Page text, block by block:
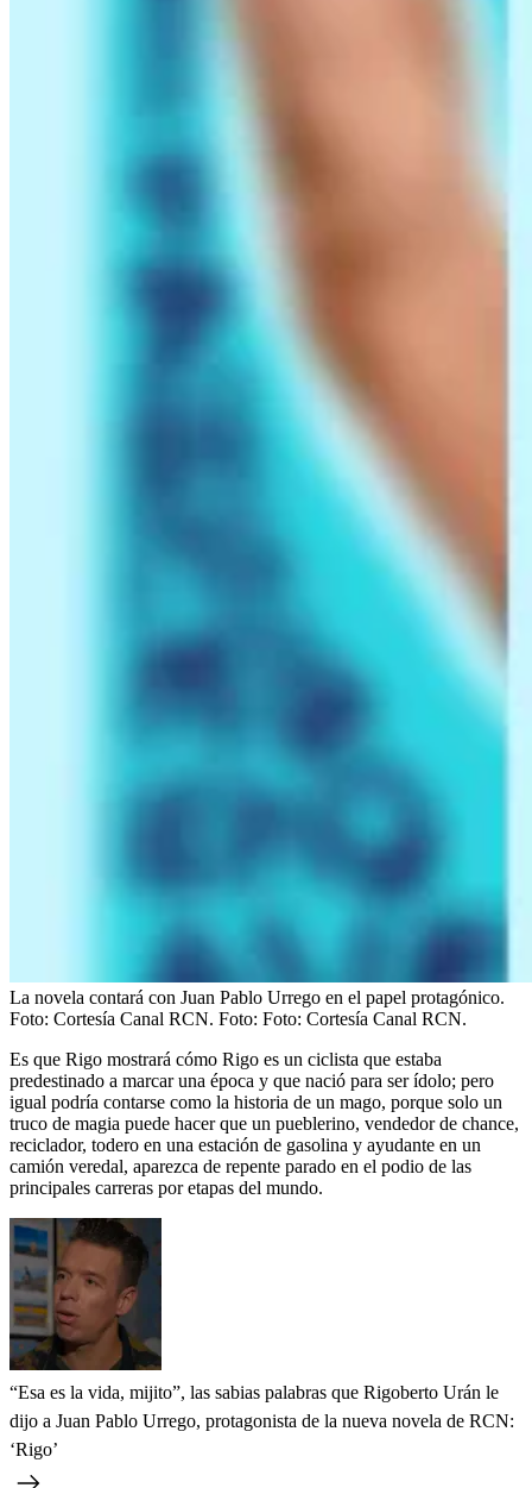
La novela contará con Juan Pablo Urrego en el papel protagónico.
Foto: Cortesía Canal RCN. Foto: Foto: Cortesía Canal RCN.
Es que Rigo mostrará cómo Rigo es un ciclista que estaba
predestinado a marcar una época y que nació para ser ídolo; pero
igual podría contarse como la historia de un mago, porque solo un
truco de magia puede hacer que un pueblerino, vendedor de chance,
reciclador, todero en una estación de gasolina y ayudante en un
camión veredal, aparezca de repente parado en el podio de las
principales carreras por etapas del mundo.
“Esa es la vida, mijito”, las sabias palabras que Rigoberto Urán le
dijo a Juan Pablo Urrego, protagonista de la nueva novela de RCN:
‘Rigo’